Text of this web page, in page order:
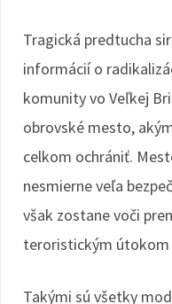
Tragická predtucha
informácií o
komunity vo Veľkej
obrovské mesto,
celkom ochrániť.
nesmierne veľa
však zostane voči
teroristickým
Takými sú všetky